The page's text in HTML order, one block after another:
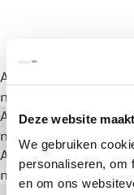
Deze website
We gebruiken
personaliseren, om
en om ons
A rendering error
not a function
A rendering error
not a function
A rendering error
not a function